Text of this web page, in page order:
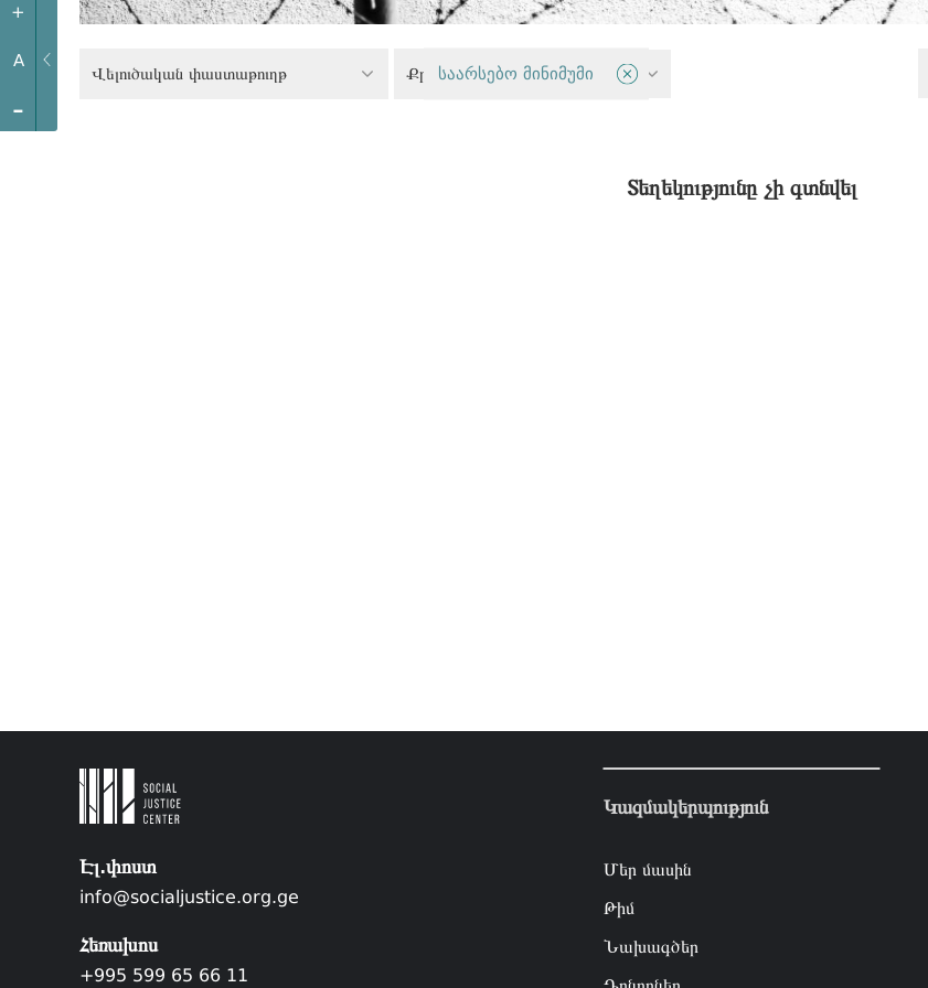
+
A
-
Վելուծական փաստաթուղթ Քրեական արդարադատություն
საარსებო მინიმუმი
Տեղեկությունը չի գտնվել
Էլ.փոստ
info@socialjustice.org.ge
Հեռախոս
+995 599 65 66 11
Կազմակերպություն
Մեր մասին
Թիմ
Նախագծեր